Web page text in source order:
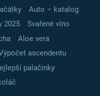
Auto – katalog
2025
Svařené víno
Aloe vera
ascendentu
palačinky